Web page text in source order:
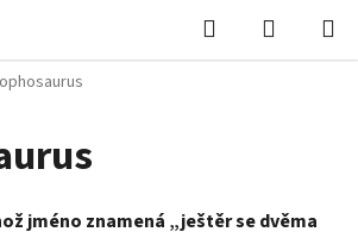
Hledat
KOŠÍK
jméno znamená „ještěr se dvěma